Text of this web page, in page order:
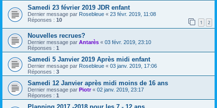
Samedi 23 février 2019 JDR enfant
Dernier message par Rosebleue « 23 févr. 2019, 11:08
Réponses : 10 1 2
Nouvelles recrues?
Dernier message par Antarès « 03 févr. 2019, 23:10
Réponses : 1
Samedi 5 Janvier 2019 Après midi enfant
Dernier message par Rosebleue « 03 janv. 2019, 17:06
Réponses : 3
Samedi 12 Janvier après midi moins de 16 ans
Dernier message par Piotr« 02 janv. 2019, 23:17
Réponses : 1